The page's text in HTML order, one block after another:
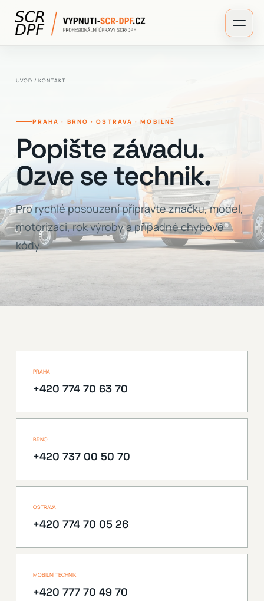
ÚVOD / KONTAKT
PRAHA · BRNO · OSTRAVA · MOBILNĚ
Popište závadu.
Ozve se technik.
Pro rychlé posouzení připravte značku, model,
motorizaci, rok výroby a případné chybové
kódy.
PRAHA
+420 774 70 63 70
BRNO
+420 737 00 50 70
OSTRAVA
+420 774 70 05 26
MOBILNÍ TECHNIK
+420 777 70 49 70